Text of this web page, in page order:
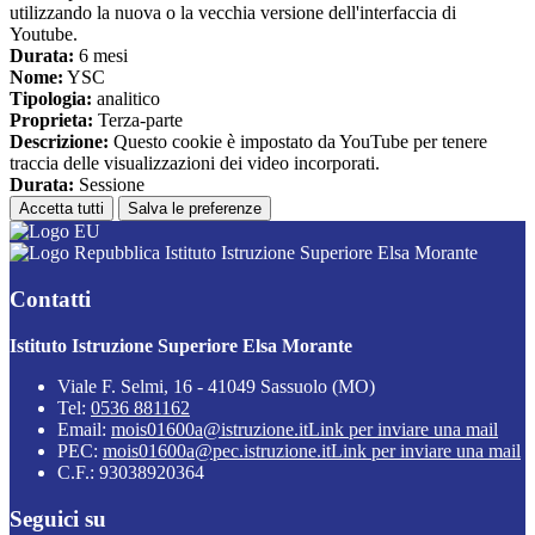
utilizzando la nuova o la vecchia versione dell'interfaccia di
Youtube.
Durata: 6 mesi
Nome: YSC
Tipologia: analitico
Proprieta: Terza-parte
Descrizione: Questo cookie è impostato da YouTube per tenere
traccia delle visualizzazioni dei video incorporati.
Durata: Sessione
Accetta tutti Salva le preferenze
Istituto Istruzione Superiore Elsa Morante
Contatti
Istituto Istruzione Superiore Elsa Morante
Viale F. Selmi, 16 - 41049 Sassuolo (MO)
Tel: 0536 881162
Email: mois01600a@istruzione.itLink per inviare una mail
PEC: mois01600a@pec.istruzione.itLink per inviare una mail
C.F.: 93038920364
Seguici su